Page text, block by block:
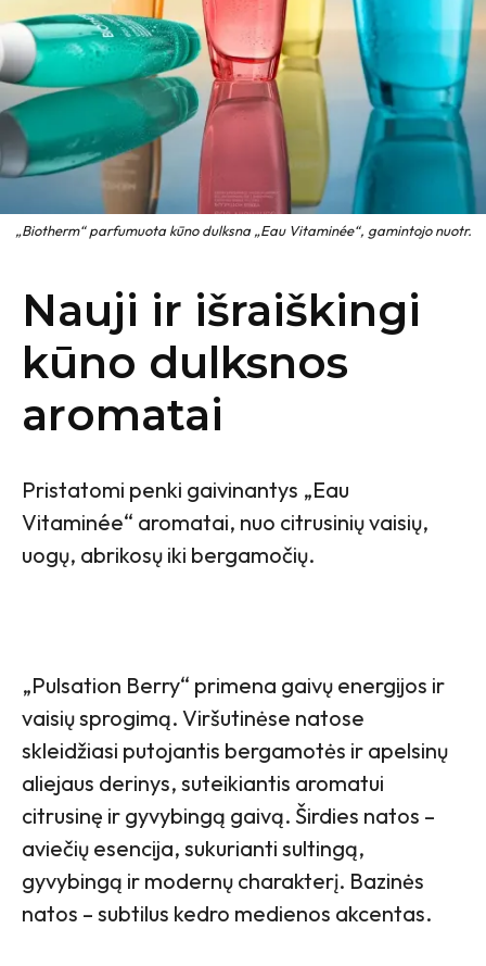
„Biotherm“ parfumuota kūno dulksna „Eau Vitaminée“, gamintojo nuotr.
Nauji ir išraiškingi
kūno dulksnos
aromatai
Pristatomi penki gaivinantys „Eau
Vitaminée“ aromatai, nuo citrusinių vaisių,
uogų, abrikosų iki bergamočių.
„Pulsation Berry“ primena gaivų energijos ir
vaisių sprogimą. Viršutinėse natose
skleidžiasi putojantis bergamotės ir apelsinų
aliejaus derinys, suteikiantis aromatui
citrusinę ir gyvybingą gaivą. Širdies natos –
aviečių esencija, sukurianti sultingą,
gyvybingą ir modernų charakterį. Bazinės
natos – subtilus kedro medienos akcentas.